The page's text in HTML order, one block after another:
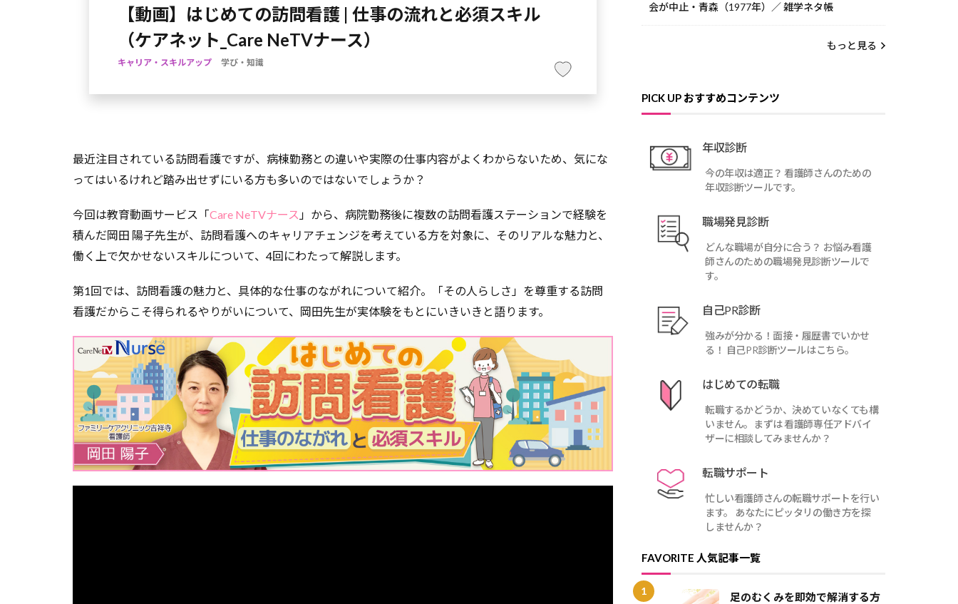
【動画】はじめての訪問看護 | 仕事の流れと必須スキル
（ケアネット_Care NeTVナース）
キャリア・スキルアップ 学び・知識
最近注目されている訪問看護ですが、病棟勤務との違いや実際の仕事内容がよくわからないため、気にな
ってはいるけれど踏み出せずにいる方も多いのではないでしょうか？
今回は教育動画サービス「Care NeTVナース 」から、病院勤務後に複数の訪問看護ステーションで経験を
積んだ岡田 陽子先生が、訪問看護へのキャリアチェンジを考えている方を対象に、そのリアルな魅力と、
働く上で欠かせないスキルについて、4回にわたって解説します。
第1回では、訪問看護の魅力と、具体的な仕事のながれについて紹介。「その人らしさ」を尊重する訪問
看護だからこそ得られるやりがいについて、岡田先生が実体験をもとにいきいきと語ります。
会が中止・青森（1977年）／ 雑学ネタ帳
もっと見る
PICK UP おすすめコンテンツ
年収診断
今の年収は適正？ 看護師さんのための
年収診断ツールです。
職場発見診断
どんな職場が自分に合う？ お悩み看護
師さんのための職場発見診断ツールで
す。
自己PR診断
強みが分かる！面接・履歴書でいかせ
る！ 自己PR診断ツールはこちら。
はじめての転職
転職するかどうか、決めていなくても構
いません。まずは 看護師専任アドバイ
ザーに相談してみませんか？
転職サポート
忙しい看護師さんの転職サポートを行い
ます。 あなたにピッタリの働き方を探
しませんか？
FAVORITE 人気記事一覧
足のむくみを即効で解消する方